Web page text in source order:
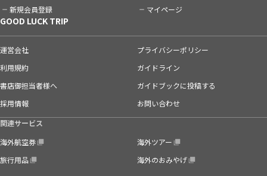
新規会員登録 マイページ
GOOD LUCK TRIP
運営会社
プライバシーポリシー
利用規約
ガイドライン
書店御担当者様へ
ガイドブックに投稿する
採用情報
お問い合わせ
関連サービス
海外航空券
海外ツアー
旅行用品
海外のおみやげ